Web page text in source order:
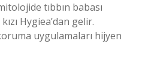
tıbbın babası
Hygiea’dan gelir.
uygulamaları hijyen